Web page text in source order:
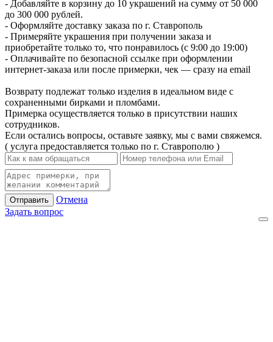
- Добавляйте в корзину до 10 украшений на сумму от 50 000
до 300 000 рублей.
- Оформляйте доставку заказа по г. Ставрополь
- Примеряйте украшения при получении заказа и
приобретайте только то, что понравилось (с 9:00 до 19:00)
- Оплачивайте по безопасной ссылке при оформлении
интернет-заказа или после примерки, чек — сразу на email
Возврату подлежат только изделия в идеальном виде с
сохраненными бирками и пломбами.
Примерка осуществляется только в присутствии наших
сотрудников.
Если остались вопросы, оставьте заявку, мы с вами свяжемся.
( услуга предоставляется только по г. Ставрополю )
Отправить
Отмена
Задать вопрос